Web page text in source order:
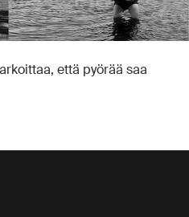
että pyörää saa